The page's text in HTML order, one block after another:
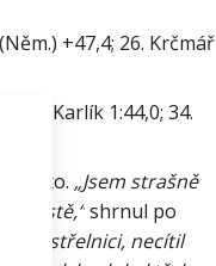
+47,4; 26. Krčmář
20. Karlík 1:44,0; 34.
místo. „Jsem strašně
čistě,“ shrnul po
na střelnici, necítil